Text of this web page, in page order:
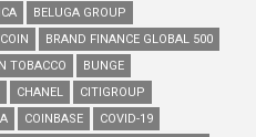
BELUGA GROUP
BRAND FINANCE GLOBAL 500
TOBACCO
BUNGE
CHANEL
CITIGROUP
COINBASE
COVID-19